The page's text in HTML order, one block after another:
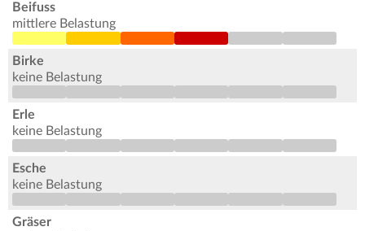
Beifuss
mittlere Belastung
Birke
keine Belastung
Erle
keine Belastung
Esche
keine Belastung
Gräser